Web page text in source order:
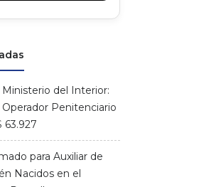
del Interior:
Operador Penitenciario
63.927
para Auxiliar de
Nacidos en el